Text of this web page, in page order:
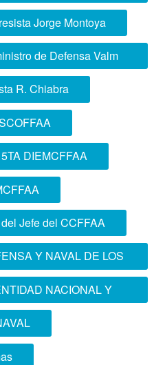
de La Molina
Jorge Montoya
de Defensa Valm
Moscoso
R. Chiabra
DIEMCFFAA
Jefe del CCFFAA
Y NAVAL DE LOS
AMÉRICA VISITÓ LA
NACIONAL Y
SOYER